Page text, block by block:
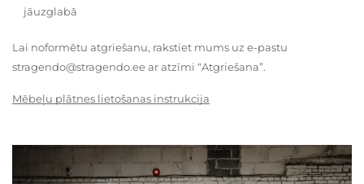
jāuzglabā
Lai noformētu atgriešanu, rakstiet mums uz e-pastu
stragendo@stragendo.ee ar atzīmi “Atgriešana”.
Mēbeļu plātnes lietošanas instrukcija